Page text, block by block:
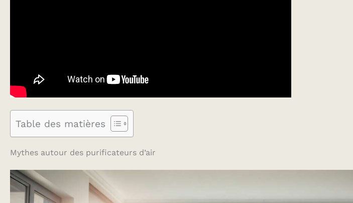
Table des matières
Mythes autour des purificateurs d’air